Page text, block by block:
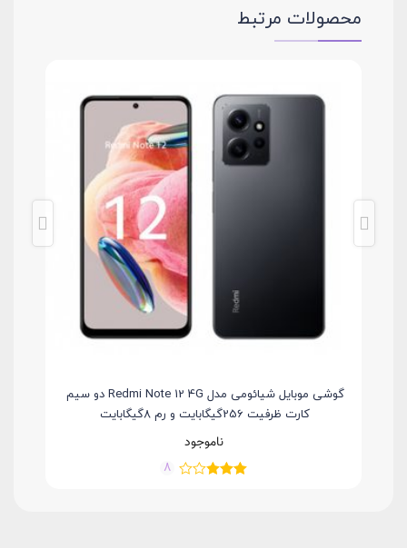
محصولات مرتبط
گوشی موبایل شیائومی مدل Redmi Note 12 4G دو سیم
کارت ظرفیت 256گیگابایت و رم 8گیگابایت
ناموجود
8